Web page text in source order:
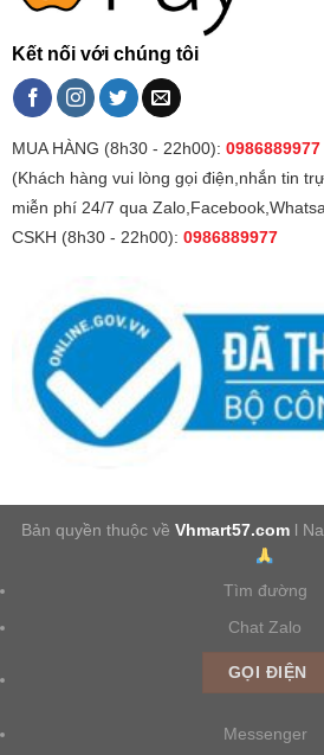
Kết nối với chúng tôi
MUA HÀNG (8h30 - 22h00): 0986889977
(Khách hàng vui lòng gọi điện,nhắn tin
miễn phí 24/7 qua
CSKH (8h30 - 22h00): 0986889977
Bản quyền thuộc vềVhmart57.com l
Tìm đường
Chat Zalo
GỌI ĐIỆN
Messenger